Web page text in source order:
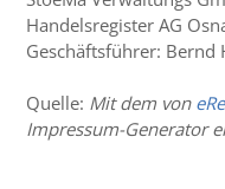
Handelsregister AG
Geschäftsführer: Bernd
Quelle: Mit dem von
Impressum-Generator